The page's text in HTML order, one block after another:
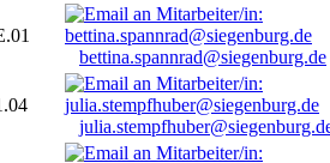
bettina.spannrad@siegenburg.de